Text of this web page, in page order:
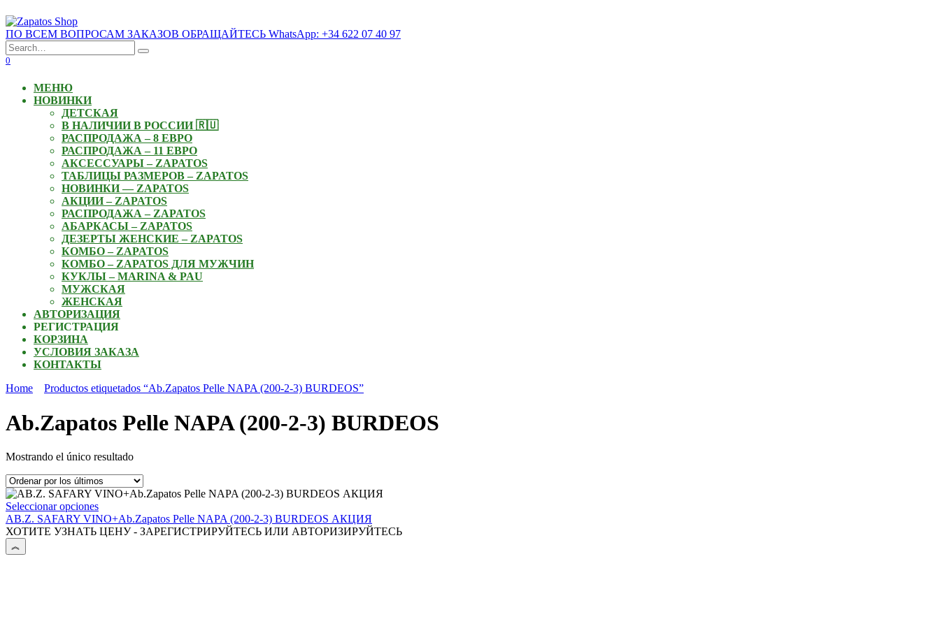
to
content
ПО ВСЕМ ВОПРОСАМ ЗАКАЗОВ ОБРАЩАЙТЕСЬ WhatsApp: +34 622 07 40 97
Search
for:
0
МЕНЮ
НОВИНКИ
ДЕТСКАЯ
В НАЛИЧИИ В РОССИИ 🇷🇺
РАСПРОДАЖА – 8 ЕВРО
РАСПРОДАЖА – 11 ЕВРО
АКСЕССУАРЫ – ZAPATOS
ТАБЛИЦЫ РАЗМЕРОВ – ZAPATOS
НОВИНКИ — ZAPATOS
АКЦИИ – ZAPATOS
РАСПРОДАЖА – ZAPATOS
АБАРКАСЫ – ZAPATOS
ДЕЗЕРТЫ ЖЕНСКИЕ – ZAPATOS
КОМБО – ZAPATOS
КОМБО – ZAPATOS ДЛЯ МУЖЧИН
КУКЛЫ – MARINA & PAU
МУЖСКАЯ
ЖЕНСКАЯ
АВТОРИЗАЦИЯ
РЕГИСТРАЦИЯ
КОРЗИНА
УСЛОВИЯ ЗАКАЗА
КОНТАКТЫ
Home
Productos etiquetados “Ab.Zapatos Pelle NAPA (200-2-3) BURDEOS”
Ab.Zapatos Pelle NAPA (200-2-3) BURDEOS
Mostrando el único resultado
Seleccionar opcionesEste
producto
tiene
AB.Z. SAFARY VINO+Ab.Zapatos Pelle NAPA (200-2-3) BURDEOS АКЦИЯ
ХОТИТЕ УЗНАТЬ ЦЕНУ - ЗАРЕГИСТРИРУЙТЕСЬ ИЛИ АВТОРИЗИРУЙТЕСЬ